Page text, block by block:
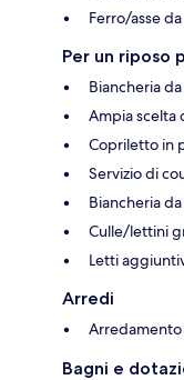
Ferro/asse
Per un riposo
Biancheria
Ampia scelta
Copriletto in
Servizio di
Biancheria
Culle/lettini
Letti
Arredi
Bagni e